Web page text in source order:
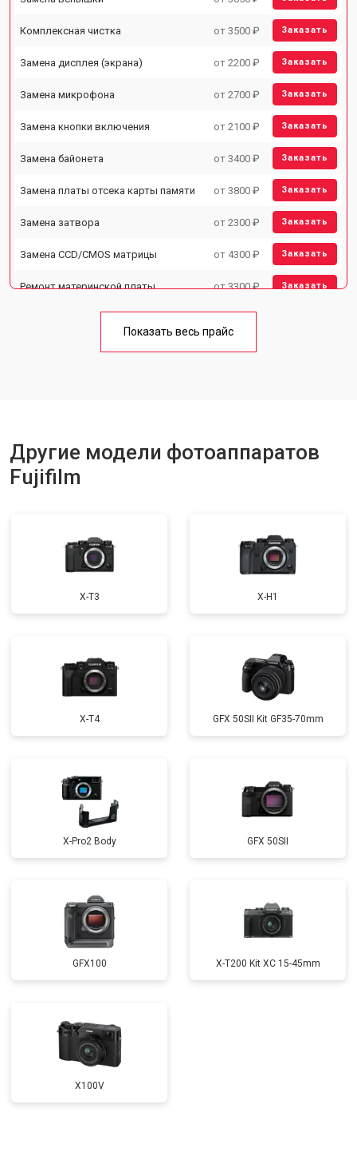
Комплексная чистка от 3500 ₽ Заказать
Замена дисплея (экрана) от 2200 ₽ Заказать
Замена микрофона от 2700 ₽ Заказать
Замена кнопки включения от 2100 ₽ Заказать
Замена байонета от 3400 ₽ Заказать
Замена платы отсека карты памяти от 3800 ₽ Заказать
Замена затвора от 2300 ₽ Заказать
Замена CCD/CMOS матрицы от 4300 ₽ Заказать
Ремонт материнской платы от 3300 ₽ Заказать
Показать весь прайс
Другие модели фотоаппаратов
Fujifilm
X-T3 X-H1
X-T4 GFX 50SII Kit GF35-70mm
X-Pro2 Body GFX 50SII
GFX100 X-T200 Kit XC 15-45mm
X100V